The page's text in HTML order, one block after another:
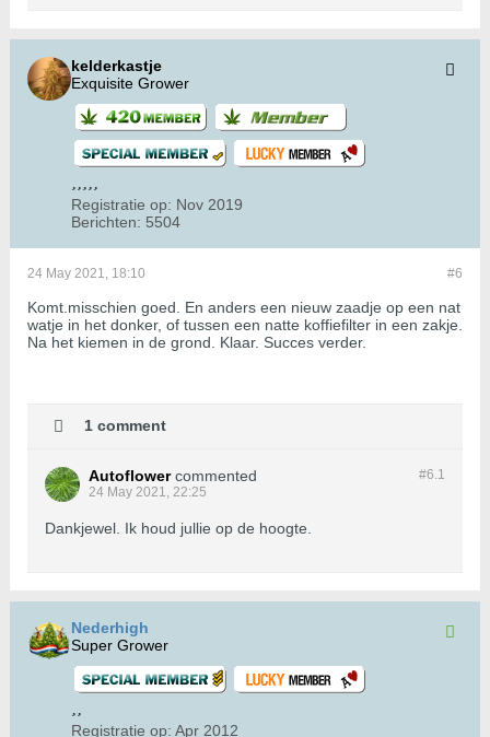
kelderkastje
Exquisite Grower
Registratie op: Nov 2019
Berichten: 5504
#6
24 May 2021, 18:10
Komt.misschien goed. En anders een nieuw zaadje op een nat
watje in het donker, of tussen een natte koffiefilter in een zakje.
Na het kiemen in de grond. Klaar. Succes verder.
1 comment
#6.1
Autoflower commented
24 May 2021, 22:25
Dankjewel. Ik houd jullie op de hoogte.
Nederhigh
Super Grower
Registratie op: Apr 2012